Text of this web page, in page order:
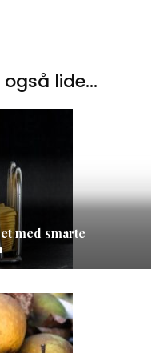
lide...
med smarte